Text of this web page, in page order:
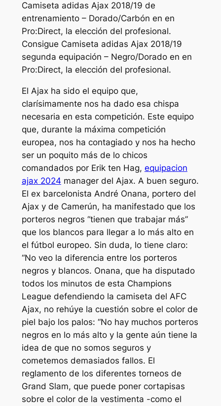
Camiseta adidas Ajax 2018/19 de
entrenamiento – Dorado/Carbón en en
Pro:Direct, la elección del profesional.
Consigue Camiseta adidas Ajax 2018/19
segunda equipación – Negro/Dorado en en
Pro:Direct, la elección del profesional.
El Ajax ha sido el equipo que,
clarísimamente nos ha dado esa chispa
necesaria en esta competición. Este equipo
que, durante la máxima competición
europea, nos ha contagiado y nos ha hecho
ser un poquito más de lo chicos
comandados por Erik ten Hag, equipacion
ajax 2024 manager del Ajax. A buen seguro.
El ex barcelonista André Onana, portero del
Ajax y de Camerún, ha manifestado que los
porteros negros “tienen que trabajar más”
que los blancos para llegar a lo más alto en
el fútbol europeo. Sin duda, lo tiene claro:
“No veo la diferencia entre los porteros
negros y blancos. Onana, que ha disputado
todos los minutos de esta Champions
League defendiendo la camiseta del AFC
Ajax, no rehúye la cuestión sobre el color de
piel bajo los palos: “No hay muchos porteros
negros en lo más alto y la gente aún tiene la
idea de que no somos seguros y
cometemos demasiados fallos. El
reglamento de los diferentes torneos de
Grand Slam, que puede poner cortapisas
sobre el color de la vestimenta -como el